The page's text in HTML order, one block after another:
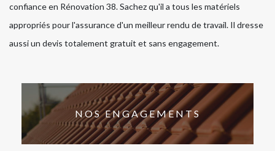
confiance en Rénovation 38. Sachez qu'il a tous les matériels
appropriés pour l'assurance d'un meilleur rendu de travail. Il dresse
aussi un devis totalement gratuit et sans engagement.
NOS ENGAGEMENTS